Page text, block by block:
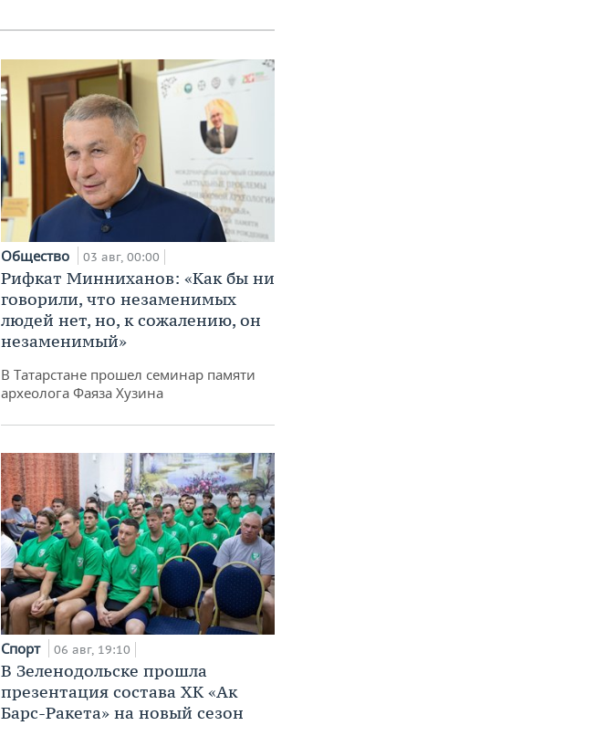
Общество 03 авг, 00:00
Рифкат Минниханов: «Как бы ни
говорили, что незаменимых
людей нет, но, к сожалению, он
незаменимый»
В Татарстане прошел семинар памяти
археолога Фаяза Хузина
Спорт 06 авг, 19:10
В Зеленодольске прошла
презентация состава ХК «Ак
Барс-Ракета» на новый сезон